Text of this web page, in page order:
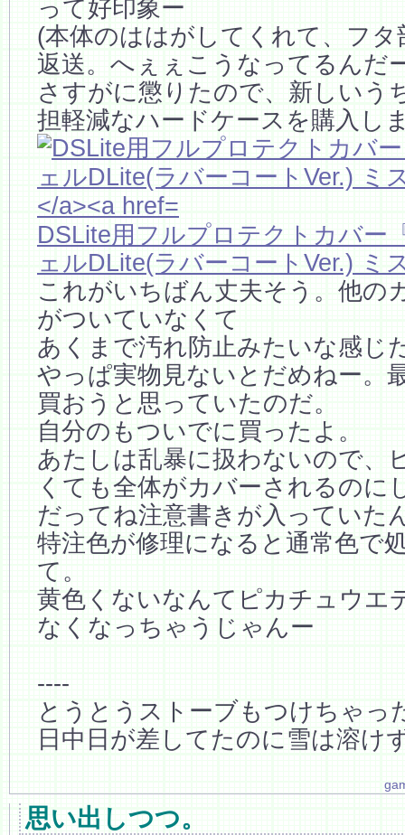
って好印象ー
(本体のははがしてくれて、フタ
返送。へぇぇこうなってるんだ
さすがに懲りたので、新しいう
担軽減なハードケースを購入し
DSLite用フルプロテクトカバー
ェルDLite(ラバーコートVer.) ミ
これがいちばん丈夫そう。他の
がついていなくて
あくまで汚れ防止みたいな感じ
やっぱ実物見ないとだめねー。
買おうと思っていたのだ。
自分のもついでに買ったよ。
あたしは乱暴に扱わないので、
くても全体がカバーされるのに
だってね注意書きが入っていた
特注色が修理になると通常色で
て。
黄色くないなんてピカチュウエ
なくなっちゃうじゃんー
----
とうとうストーブもつけちゃ
日中日が差してたのに雪は溶け
思い出しつつ。